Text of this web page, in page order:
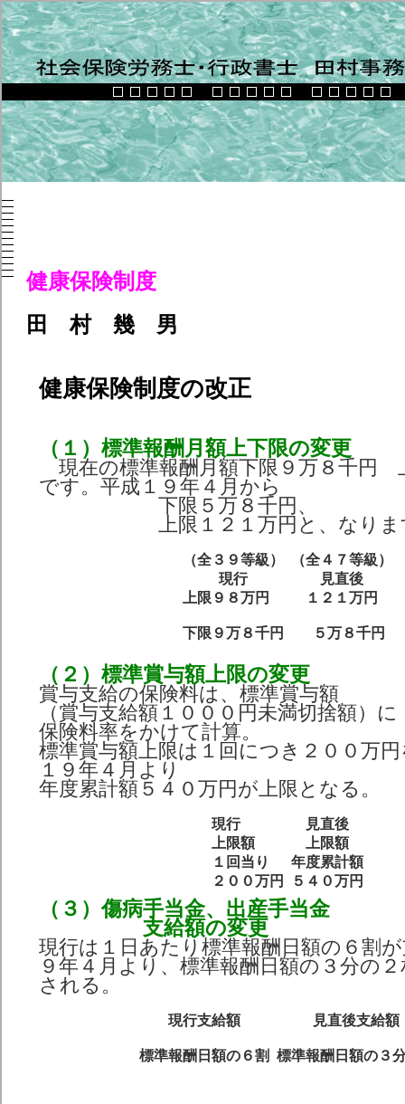
健康保険制度
田 村 幾 男
健康保険制度の改正
（１）標準報酬月額上下限の変更
現在の標準報酬月額下限９万８千円
です。平成１９年４月から
下限５万８千円、
上限１２１万円と、なりま
（全３９等級）
現行
上限９８万円
下限９万８千円
（全４７等級）
見直後
１２１万円
５万８千円
（２）標準賞与額上限の変更
賞与支給の保険料は、標準賞与額
（賞与支給額１０００円未満切捨額）に
保険料率をかけて計算。
標準賞与額上限は１回につき２００万
１９年４月より
年度累計額５４０万円が上限となる。
現行
上限額
１回当り
２００万円
見直後
上限額
年度累計額
５４０万円
（３）傷病手当金、出産手当金
支給額の変更
現行は１日あたり標準報酬日額の６割
９年４月より、標準報酬日額の３分の
される。
現行支給額
標準報酬日額の６割
見直後支給額
標準報酬日額の３